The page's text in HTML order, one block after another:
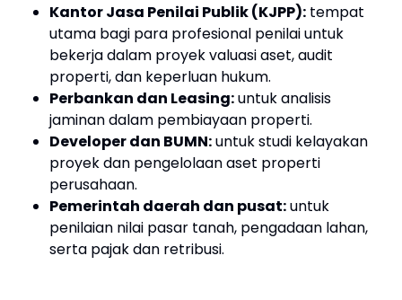
Kantor Jasa Penilai Publik (KJPP): tempat
utama bagi para profesional penilai untuk
bekerja dalam proyek valuasi aset, audit
properti, dan keperluan hukum.
Perbankan dan Leasing:untuk analisis
jaminan dalam pembiayaan properti.
Developer dan BUMN:untuk studi kelayakan
proyek dan pengelolaan aset properti
perusahaan.
Pemerintah daerah dan pusat:untuk
penilaian nilai pasar tanah, pengadaan lahan,
serta pajak dan retribusi.